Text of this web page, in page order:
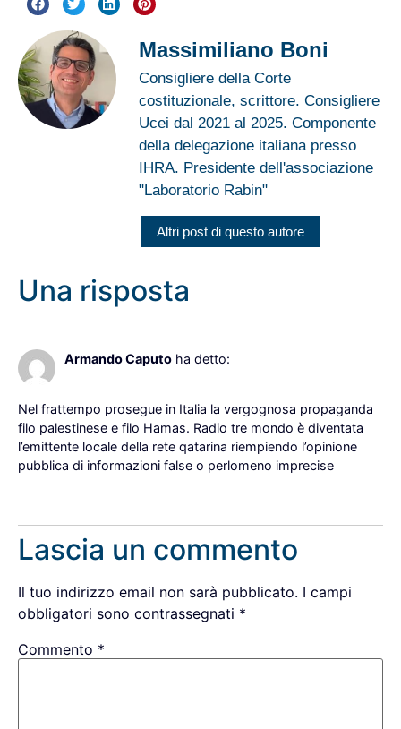
Massimiliano Boni
Consigliere della Corte
costituzionale, scrittore. Consigliere
Ucei dal 2021 al 2025. Componente
della delegazione italiana presso
IHRA. Presidente dell'associazione
"Laboratorio Rabin"
Altri post di questo autore
Una risposta
Armando Caputo ha detto:
Nel frattempo prosegue in Italia la vergognosa propaganda
filo palestinese e filo Hamas. Radio tre mondo è diventata
l’emittente locale della rete qatarina riempiendo l’opinione
pubblica di informazioni false o perlomeno imprecise
Lascia un commento
Il tuo indirizzo email non sarà pubblicato. I campi
obbligatori sono contrassegnati *
Commento *